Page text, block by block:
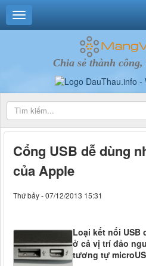
Chia sẻ thành
Cổng USB dễ dùng
của Apple
Thứ bảy - 07/12/2013 15:31
Loại kết nối USB
ở cả vị trí đảo
tương tự